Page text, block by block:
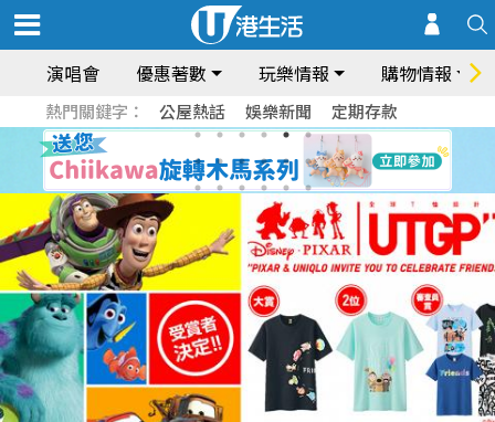
演唱會 優惠著數 玩樂情報 購物情報
熱門關鍵字： 公屋熱話 娛樂新聞 定期存款